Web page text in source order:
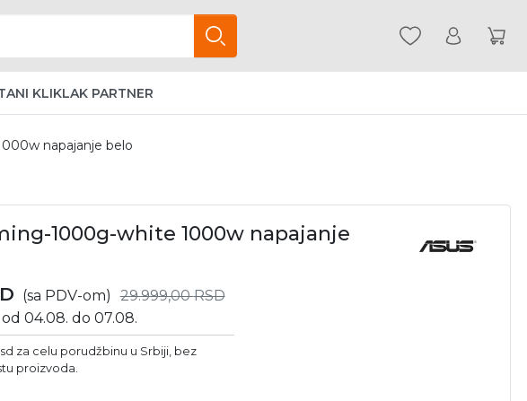
KLIKLAK PARTNER
napajanje belo
1000g-white 1000w napajanje
(sa PDV-om) 29.999,00RSD
04.08. do 07.08.
za celu porudžbinu u Srbiji, bez
proizvoda.